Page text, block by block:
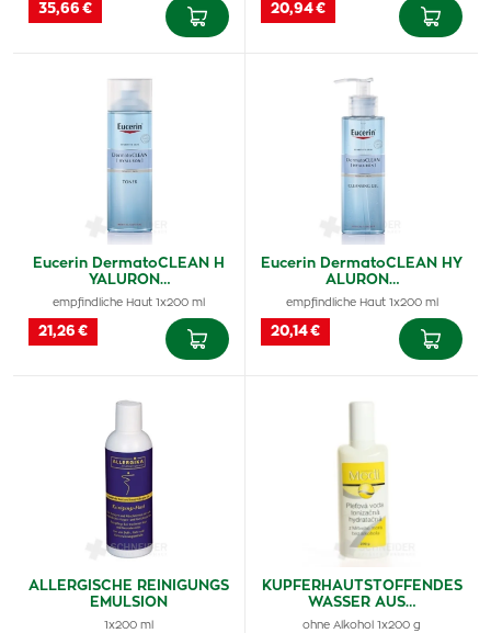
35,66 € 20,94 €
Eucerin DermatoCLEAN H
YALURON…
empfindliche Haut 1x200 ml
21,26 €
Eucerin DermatoCLEAN HY
ALURON…
empfindliche Haut 1x200 ml
20,14 €
ALLERGISCHE REINIGUNGS
EMULSION
1x200 ml
KUPFERHAUTSTOFFENDES
WASSER AUS…
ohne Alkohol 1x200 g